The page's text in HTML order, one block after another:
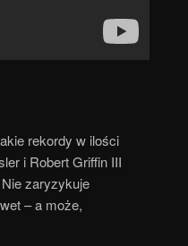
rekordy w ilości
i Robert Griffin III
zaryzykuje
– a może,